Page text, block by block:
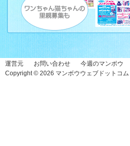
運営元 お問い合わせ 今週のマンボウ
Copyright © 2026 マンボウウェブドットコム